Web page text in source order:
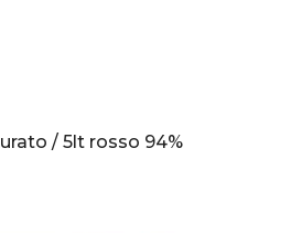
/ 5lt rosso 94%